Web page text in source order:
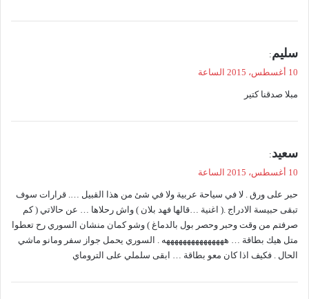
ي
ل
سليم :
10 أغسطس، 2015 الساعة
مبلا صدقنا كتير
ي
ل
سعيد:
10 أغسطس، 2015 الساعة
حبر على ورق . لا في سياحة عربية ولا في شئ من هذا القبيل …. قرارات سوف
تبقى حبيسة الادراج .( اغنية …قالها فهد بلان ) واش رحلاها … عن حالاتي ( كم
صرفتم من وقت وحبر وحصر بول بالدماغ ) وشو كمان منشان السوري رح تعطوا
متل هيك بطاقة … هههههههههههههههه . السوري يحمل جواز سفر ومانو ماشي
الحال . فكيف اذا كان معو بطاقة … ابقى سلملي على التروماي